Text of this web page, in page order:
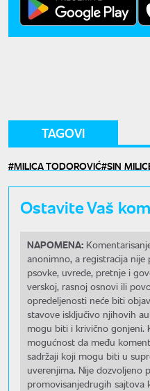
TAGOVI
MILICA TODOROVIĆ SIN
Ostavite Vaš
NAPOMENA:
anonimno, a registracija
psovke, uvrede, pretnje i
verskoj, rasnoj osnovi ili
opredeljenosti neće biti
stavove isključivo njihovih
mogu biti i krivično gonjeni.
mogućnost da među
sadržaji koji mogu biti u
uverenjima. Nije dozvoljeno
promovisanjedrugih sajtova